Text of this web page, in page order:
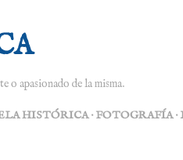
o apasionado de la misma.
HISTÓRICA FOTOGRAFÍA